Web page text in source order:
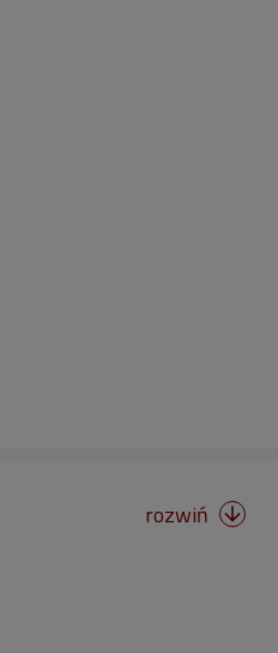
rozwiń 